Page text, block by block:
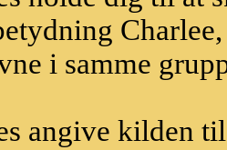
i samme
angive kilden